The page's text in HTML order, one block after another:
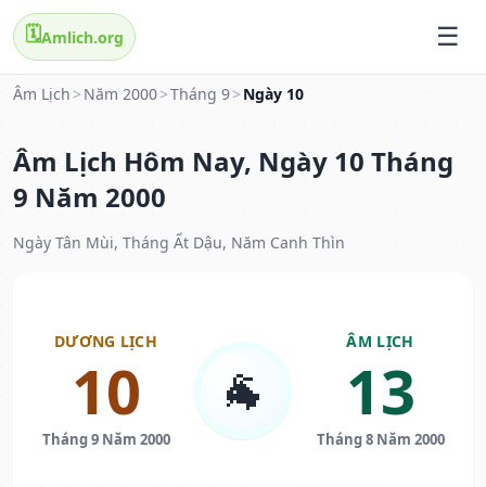
🗓️Amlich.org
Âm Lịch > Năm 2000>Tháng 9> Ngày 10
Âm Lịch Hôm Nay, Ngày 10 Tháng
9 Năm 2000
Ngày Tân Mùi, Tháng Ất Dậu, Năm Canh Thìn
DƯƠNG LỊCH
10
Tháng 9 Năm 2000
🐐
ÂM LỊCH
13
Tháng 8 Năm 2000